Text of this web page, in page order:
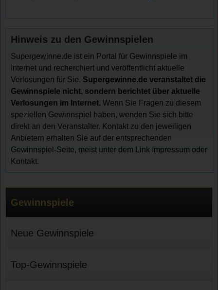
Hinweis zu den Gewinnspielen
Supergewinne.de ist ein Portal für Gewinnspiele im
Internet und recherchiert und veröffentlicht aktuelle
Verlosungen für Sie. Supergewinne.de veranstaltet die
Gewinnspiele nicht, sondern berichtet über aktuelle
Verlosungen im Internet. Wenn Sie Fragen zu diesem
speziellen Gewinnspiel haben, wenden Sie sich bitte
direkt an den Veranstalter. Kontakt zu den jeweiligen
Anbietern erhalten Sie auf der entsprechenden
Gewinnspiel-Seite, meist unter dem Link Impressum oder
Kontakt.
Gewinnspiele
Neue Gewinnspiele
Top-Gewinnspiele